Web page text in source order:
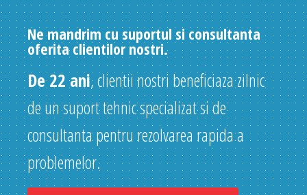
Ne mandrim cu suportul si consultanta
oferita clientilor nostri.
De 22 ani, clientii nostri beneficiaza zilnic
de un suport tehnic specializat si de
consultanta pentru rezolvarea rapida a
problemelor.